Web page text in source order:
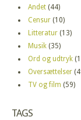
Andet (44)
Censur (10)
Litteratur (13)
Musik (35)
Ord og udtryk
Oversættelser
TV og film (59)
TAGS